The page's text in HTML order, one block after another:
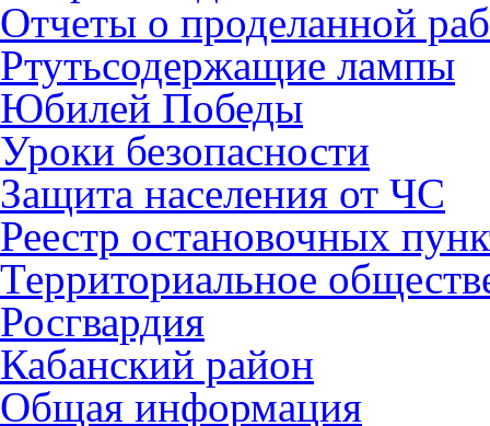
Отчеты о проделанной
Ртутьсодержащие лампы
Юбилей Победы
Уроки безопасности
Защита населения от ЧС
Реестр остановочных
Территориальное
Росгвардия
Кабанский район
Общая информация